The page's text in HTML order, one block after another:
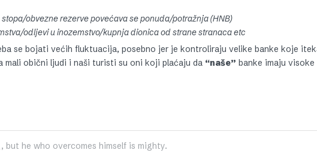
obvezne rezerve povećava se ponuda/potražnja (HNB)
odljevi u inozemstvo/kupnja dionica od strane stranaca etc
se bojati većih fluktuacija, posebno jer je kontroliraju velike banke koje
mali obični ljudi i naši turisti su oni koji plaćaju da “naše” banke imaju visoke
he who overcomes himself is mighty.